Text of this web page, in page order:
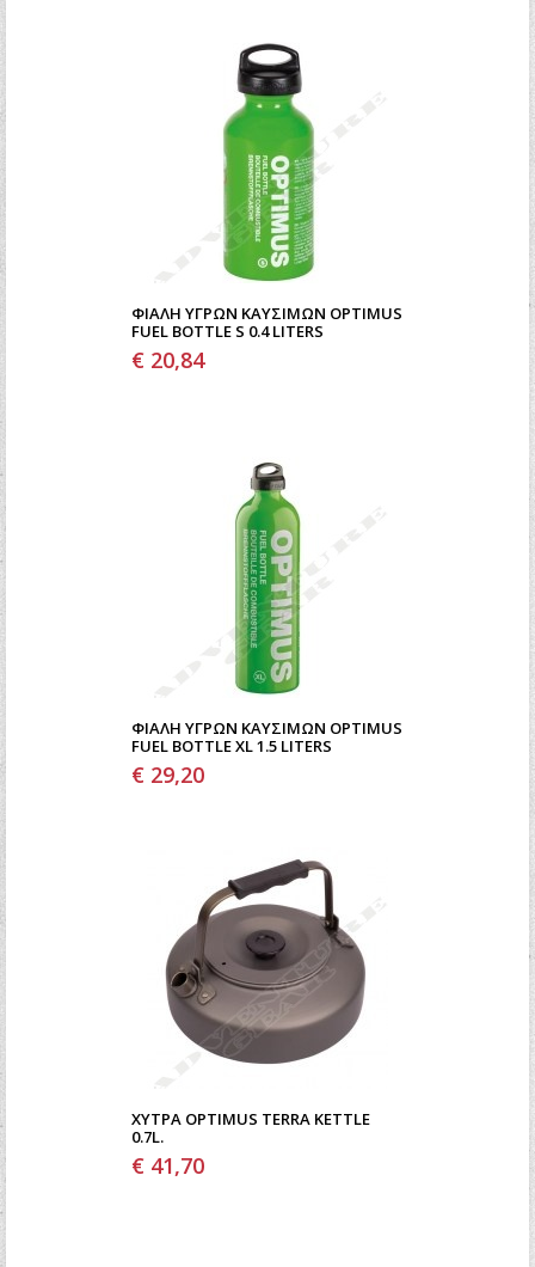
ΦΙΆΛΗ ΥΓΡΏΝ ΚΑΥΣΊΜΩΝ OPTIMUS
FUEL BOTTLE S 0.4 LITERS
€ 20,84
ΦΙΆΛΗ ΥΓΡΏΝ ΚΑΥΣΊΜΩΝ OPTIMUS
FUEL BOTTLE XL 1.5 LITERS
€ 29,20
ΧΎΤΡΑ OPTIMUS TERRA KETTLE
0.7L.
€ 41,70